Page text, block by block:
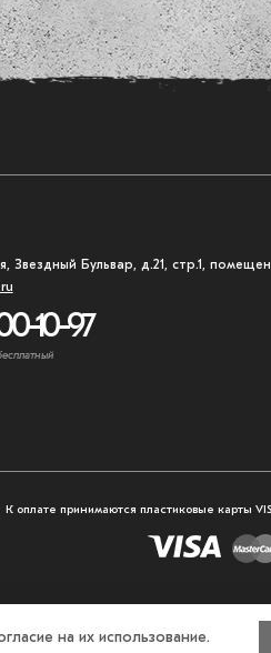
Звездный Бульвар, д.21, стр.1,
10-97
К оплате принимаются пластиковые карты
на их использование.